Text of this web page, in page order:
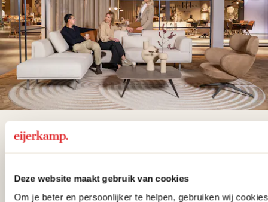
Deze website maakt gebruik van cookies
Om je beter en persoonlijker te helpen, gebruiken wij
De woonwinkel
Wie kent het programma vtwonen